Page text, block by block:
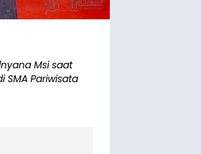
Msi saat
SMA Pariwisata